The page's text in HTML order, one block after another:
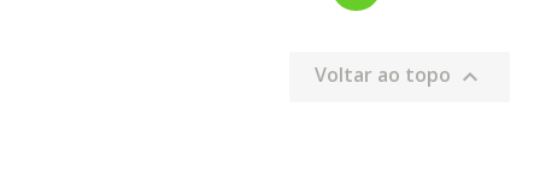
Voltar ao topo 